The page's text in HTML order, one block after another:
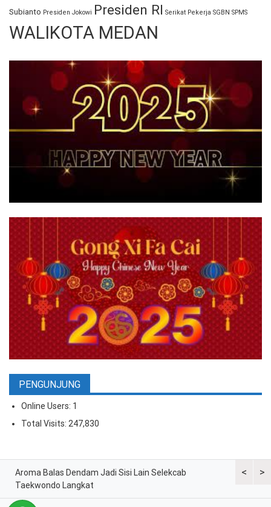
Subianto Presiden Jokowi Presiden RI Serikat Pekerja SGBN SPMS
WALIKOTA MEDAN
PENGUNJUNG
Online Users: 1
Total Visits: 247,830
<
Aroma Balas Dendam Jadi Sisi Lain Selekcab
Taekwondo Langkat
>